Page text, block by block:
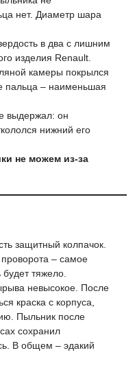
нет. Диаметр шара
в два с лишним
изделия Renault.
камеры покрылся
пальца – наименьшая
выдержал: он
нижний его
не можем из-за
защитный колпачок.
– самое
будет тяжело.
невысокое. После
краска с корпуса,
Пыльник после
сохранил
В общем – эдакий